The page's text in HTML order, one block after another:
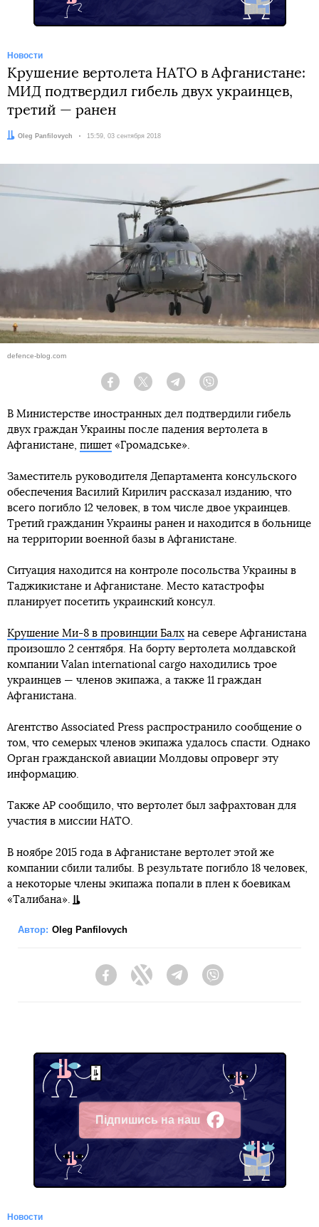
Новости
Крушение вертолета НАТО в Афганистане:
МИД подтвердил гибель двух украинцев,
третий — ранен
Автор:
Oleg Panfilovych Дата:
15:59, 03 сентября 2018
defence-blog.com
Facebook Twitter Telegram
В Министерстве иностранных дел подтвердили гибель
двух граждан Украины после падения вертолета в
Афганистане, пишет «Громадське».
Заместитель руководителя Департамента консульского
обеспечения Василий Кирилич рассказал изданию, что
всего погибло 12 человек, в том числе двое украинцев.
Третий гражданин Украины ранен и находится в больнице
на территории военной базы в Афганистане.
Ситуация находится на контроле посольства Украины в
Таджикистане и Афганистане. Место катастрофы
планирует посетить украинский консул.
Крушение Ми-8 в провинции Балх на севере Афганистана
произошло 2 сентября. На борту вертолета молдавской
компании Valan international cargo находились трое
украинцев — членов экипажа, а также 11 граждан
Афганистана.
Агентство Associated Press распространило сообщение о
том, что семерых членов экипажа удалось спасти. Однако
Орган гражданской авиации Молдовы опроверг эту
информацию.
Также AP сообщило, что вертолет был зафрахтован для
участия в миссии НАТО.
В ноябре 2015 года в Афганистане вертолет этой же
компании сбили талибы. В результате погибло 18 человек,
а некоторые члены экипажа попали в плен к боевикам
«Талибана».
Автор: Oleg Panfilovych
FacebookTwitter Telegram
Підпишись на наш
Facebook
Новости